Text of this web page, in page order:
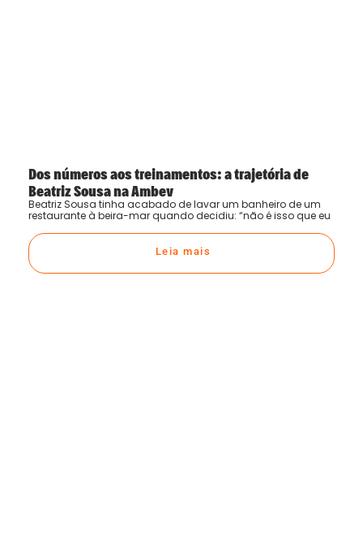
Dos números aos treinamentos: a trajetória de
Beatriz Sousa na Ambev
Beatriz Sousa tinha acabado de lavar um banheiro de um
restaurante à beira-mar quando decidiu: “não é isso que eu
Leia mais